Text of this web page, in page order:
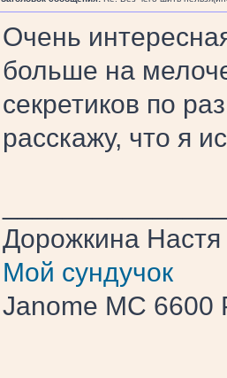
Очень
больше на
секретиков по
расскажу, что я
Дорожкина Настя
Мой сундучок
Janome MC